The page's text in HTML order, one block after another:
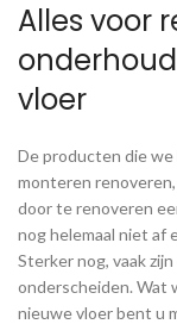
Alles voor
vloer
De producten die we
monteren
door te renoveren
nog helemaal niet af
Sterker nog, vaak
onderscheiden. Wat
nieuwe vloer bent u